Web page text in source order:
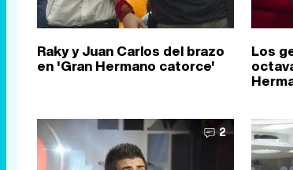
Raky y Juan Carlos del brazo
en 'Gran Hermano catorce'
Los
2